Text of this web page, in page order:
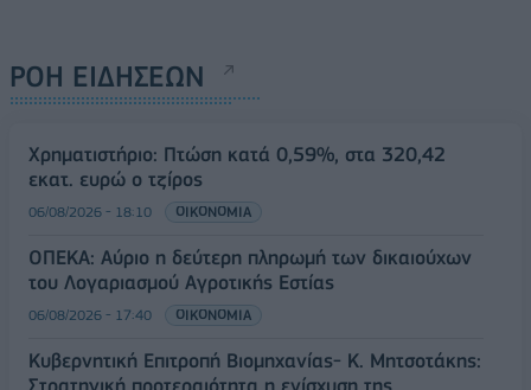
ΡΟΗ ΕΙΔΗΣΕΩΝ
Χρηματιστήριο: Πτώση κατά 0,59%, στα 320,42
εκατ. ευρώ ο τζίρος
06/08/2026 - 18:10 ΟΙΚΟΝΟΜΙΑ
ΟΠΕΚΑ: Αύριο η δεύτερη πληρωμή των δικαιούχων
του Λογαριασμού Αγροτικής Εστίας
06/08/2026 - 17:40 ΟΙΚΟΝΟΜΙΑ
Κυβερνητική Επιτροπή Βιομηχανίας- Κ. Μητσοτάκης: